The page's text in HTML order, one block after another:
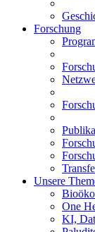
Forschung
Unsere
One
KI,